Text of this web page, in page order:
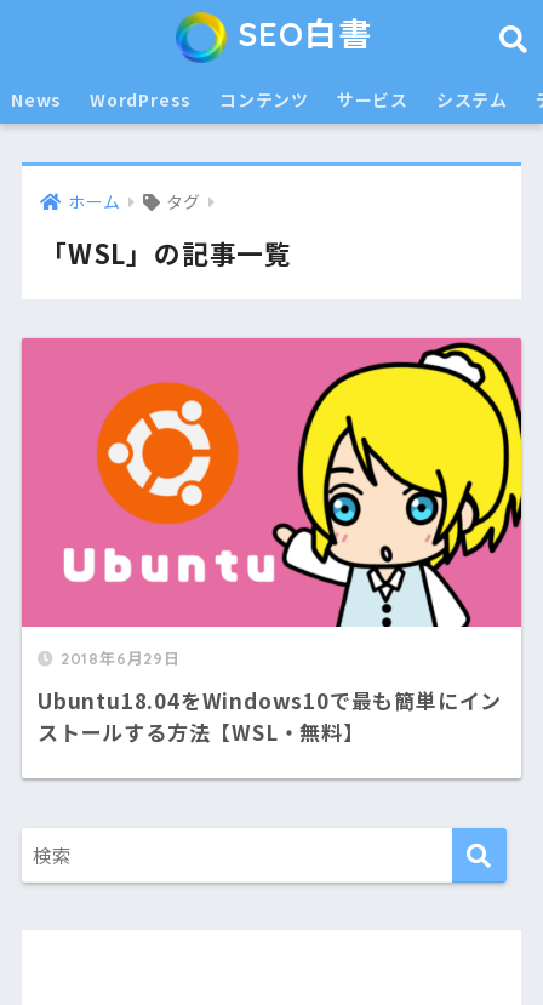
SEO白書
News WordPress コンテンツ サービス システム
ホーム タグ
「WSL」の記事一覧
2018年6月29日
Ubuntu18.04をWindows10で最も簡単にイン
ストールする方法【WSL・無料】